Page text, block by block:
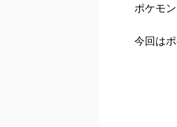
ポケモ
今回は